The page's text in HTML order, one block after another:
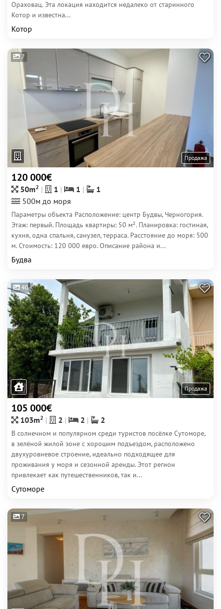
Ораховац. Эта локация находится недалеко от старинного
Котор и известна...
Котор
7
Продажа
120 000€
50m2 1 1
1
500м до моря
Параметры объекта Расположение: центр Будвы, Черногория.
Этаж: первый. Площадь квартиры: 50 м². Планировка: гостиная,
кухня, одна спальня, санузел, терраса. Расстояние до моря: 500
м. Стоимость: 120 000 евро. Описание района и...
Будва
40
Продажа
105 000€
103m2 2 2 2
В солнечном и популярном среди туристов посёлке Сутоморе,
в зелёной жилой зоне с хорошим подъездом, расположено
двухуровневое строение, идеально подходящее для
проживания у моря и сезонной аренды. Этот регион
привлекает как путешественников, так и...
Сутоморе
7